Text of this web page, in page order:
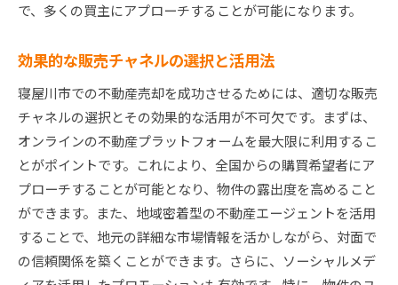
で、多くの買主にアプローチすることが可能になります。
効果的な販売チャネルの選択と活用法
寝屋川市での不動産売却を成功させるためには、適切な販売
チャネルの選択とその効果的な活用が不可欠です。まずは、
オンラインの不動産プラットフォームを最大限に利用するこ
とがポイントです。これにより、全国からの購買希望者にア
プローチすることが可能となり、物件の露出度を高めること
ができます。また、地域密着型の不動産エージェントを活用
することで、地元の詳細な市場情報を活かしながら、対面で
の信頼関係を築くことができます。さらに、ソーシャルメデ